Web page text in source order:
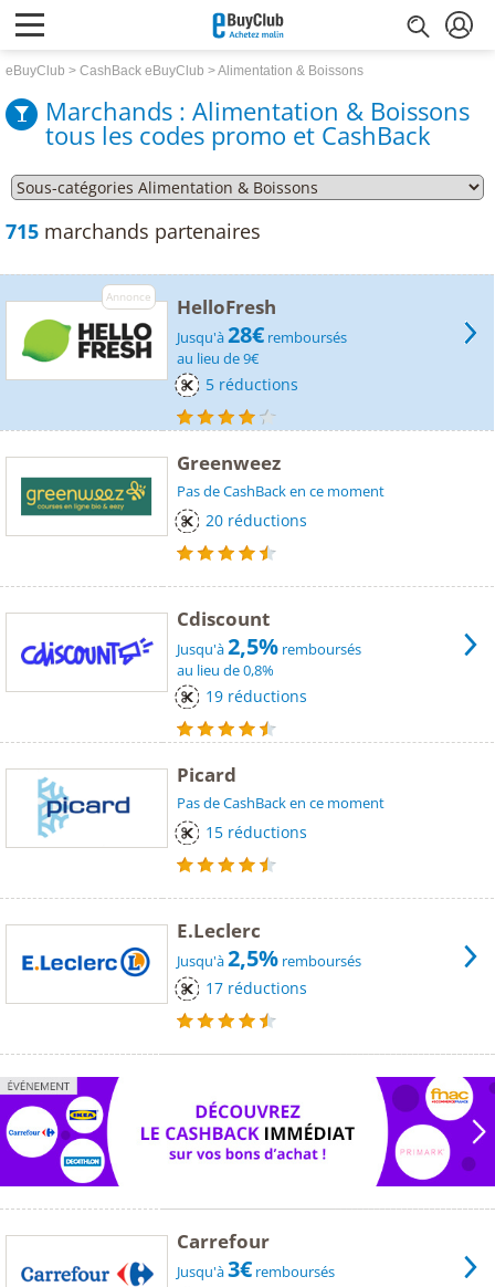
eBuyClub CashBack eBuyClub Alimentation & Boissons
Marchands : Alimentation & Boissons
tous les codes promo et CashBack
715 marchands partenaires
Annonce HelloFresh
Jusqu'à28€ remboursés
au lieu de 9€
5 réductions
Greenweez
Pas de CashBack en ce moment
20 réductions
Cdiscount
Jusqu'à2,5% remboursés
au lieu de 0,8%
19 réductions
Picard
Pas de CashBack en ce moment
15 réductions
E.Leclerc
Jusqu'à2,5% remboursés
17 réductions
Carrefour
Jusqu'à3€ remboursés